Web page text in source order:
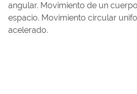
angular. Movimiento de un
espacio. Movimiento circular
acelerado.